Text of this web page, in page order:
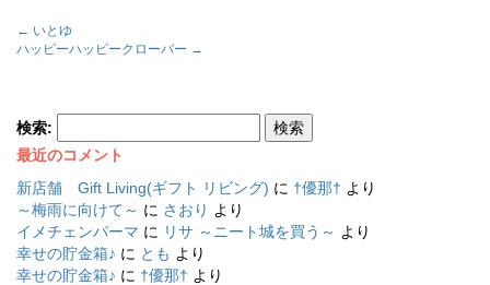
← いとゆ
ハッピーハッピークローバー →
検索:
最近のコメント
新店舗 Gift Living(ギフト リビング) に †優那† より
～梅雨に向けて～ に さおり より
イメチェンパーマ に リサ ～ニート城を買う～ より
幸せの貯金箱♪ に とも より
幸せの貯金箱♪ に †優那† より